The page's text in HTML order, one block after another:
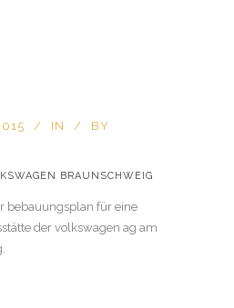
IN
BY
BRAUNSCHWEIG
bebauungsplan für eine
der volkswagen ag am